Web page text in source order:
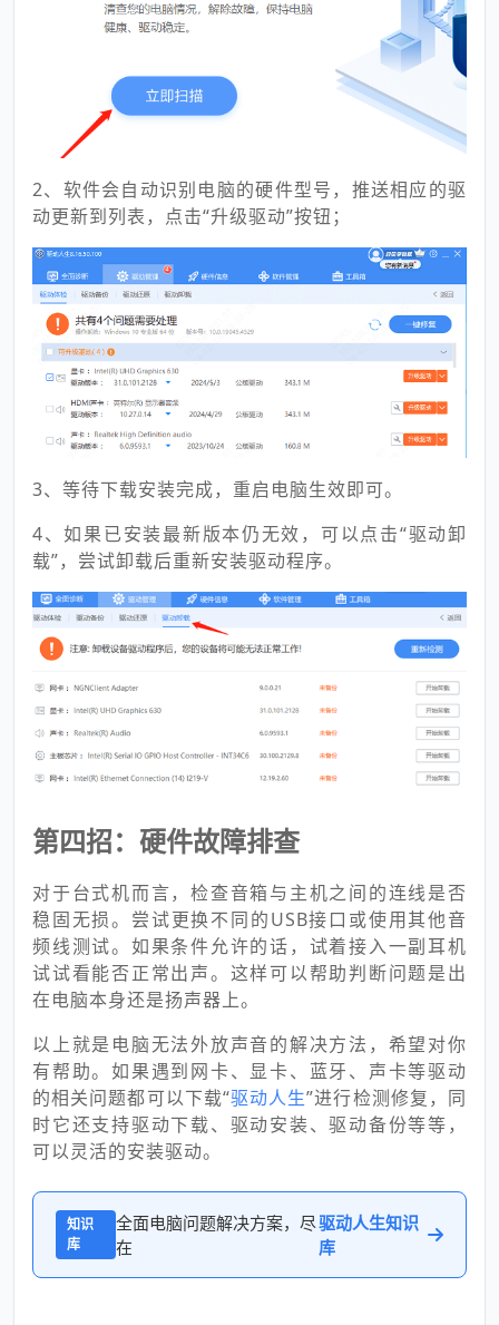
2、软件会自动识别电脑的硬件型号，推送相应的驱
动更新到列表，点击“升级驱动”按钮；
3、等待下载安装完成，重启电脑生效即可。
4、如果已安装最新版本仍无效，可以点击“驱动卸
载”，尝试卸载后重新安装驱动程序。
第四招：硬件故障排查
对于台式机而言，检查音箱与主机之间的连线是否
稳固无损。尝试更换不同的USB接口或使用其他音
频线测试。如果条件允许的话，试着接入一副耳机
试试看能否正常出声。这样可以帮助判断问题是出
在电脑本身还是扬声器上。
以上就是电脑无法外放声音的解决方法，希望对你
有帮助。如果遇到网卡、显卡、蓝牙、声卡等驱动
的相关问题都可以下载“驱动人生”进行检测修复，同
时它还支持驱动下载、驱动安装、驱动备份等等，
可以灵活的安装驱动。
知识
库
全面电脑问题解决方案，尽
在
驱动人生知识
库